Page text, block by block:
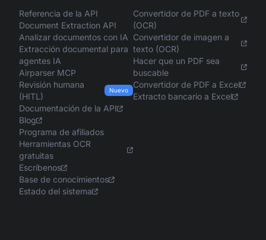
Referencia de la API
Document Extraction API
Analizar documentos con IA
Extracción documental para
agentes IA
Airparser MCP
Revisión humana
(HITL)
Nuevo
Documentación de la API
Blog
Programa de afiliados
Herramientas OCR
gratuitas
Escríbenos
Base de conocimientos
Estado del sistema
Convertidor de PDF a texto
(OCR)
Convertidor de imagen a
texto (OCR)
Hacer que un PDF sea
buscable
Convertidor de PDF a Excel
Extracto bancario a Excel